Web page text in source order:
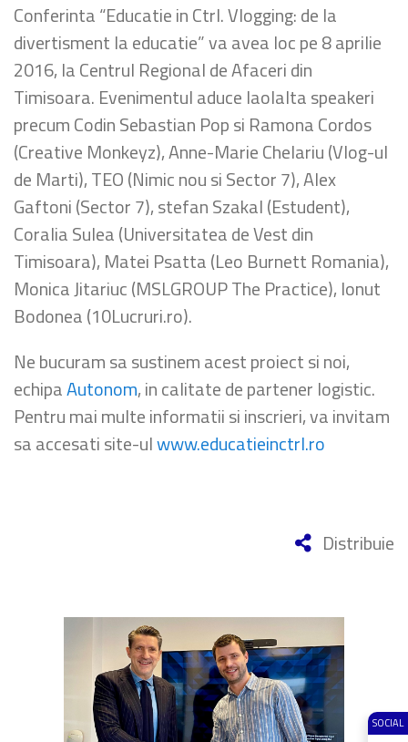
SOCIAL
Conferinta “Educatie in Ctrl. Vlogging: de la
divertisment la educatie” va avea loc pe 8 aprilie
2016, la Centrul Regional de Afaceri din
Timisoara. Evenimentul aduce laolalta speakeri
precum Codin Sebastian Pop si Ramona Cordos
(Creative Monkeyz), Anne-Marie Chelariu (Vlog-ul
de Marti), TEO (Nimic nou si Sector 7), Alex
Gaftoni (Sector 7), stefan Szakal (Estudent),
Coralia Sulea (Universitatea de Vest din
Timisoara), Matei Psatta (Leo Burnett Romania),
Monica Jitariuc (MSLGROUP The Practice), Ionut
Bodonea (10Lucruri.ro).
Ne bucuram sa sustinem acest proiect si noi,
echipaAutonom, in calitate de partener logistic.
Pentru mai multe informatii si inscrieri, va invitam
sa accesati site-ulwww.educatieinctrl.ro
Distribuie